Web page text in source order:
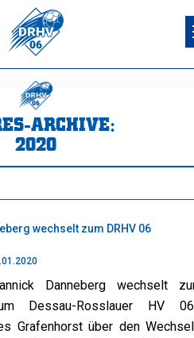
ARCHIVE:
2020
wechselt zum DRHV 06
Danneberg wechselt
Dessau-Rosslauer HV
Grafenhorst über den